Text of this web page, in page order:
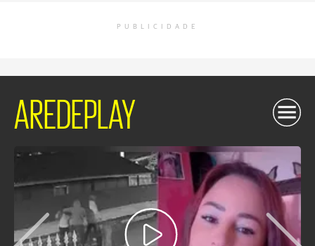
PUBLICIDADE
AREDEPLAY